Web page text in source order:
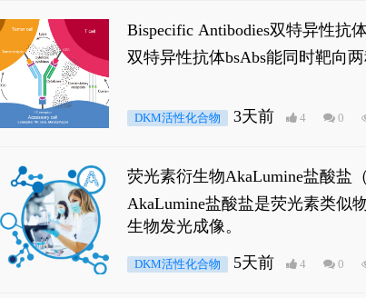
Bispecific Antibodies双特异性抗
双特异性抗体bsAbs能同时靶向
DKM活性化合物 3天前 4 0
荧光素衍生物AkaLumine盐酸盐
穿透能力，大幅增强成像信噪
AkaLumine盐酸盐是荧光素类似
生物发光成像。
DKM活性化合物 5天前 4 0